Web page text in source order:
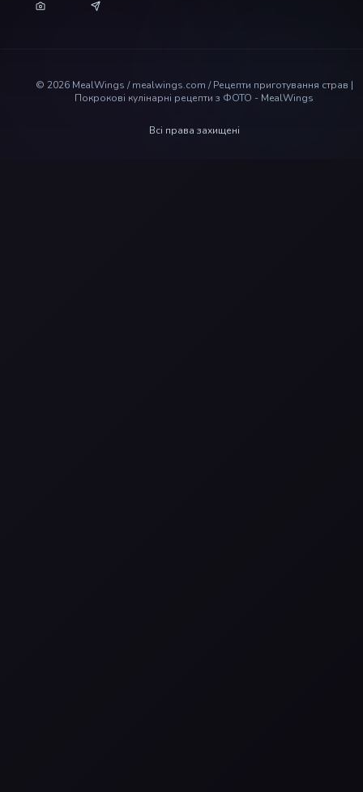
© 2026 MealWings / mealwings.com /Рецепти приготування страв |
Покрокові кулінарні рецепти з ФОТО - MealWings
Всі права захищені